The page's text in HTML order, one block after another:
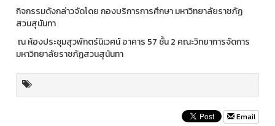
กิจกรรมดังกล่าวจัดโดย กองบริการการศึกษา มหาวิทยาลัยราชภัฏ
สวนสุนันทา
ณ ห้องประชุมสุวพักตร์นิเวศน์ อาคาร 57 ชั้น 2 คณะวิทยาการจัดการ
มหาวิทยาลัยราชภัฏสวนสุนันทา
Email